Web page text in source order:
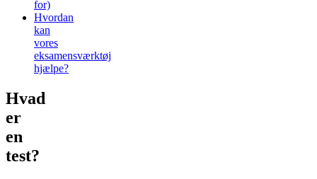
for)
Hvordan
kan
vores
eksamensværktøj
hjælpe?
Hvad
er
en
test?